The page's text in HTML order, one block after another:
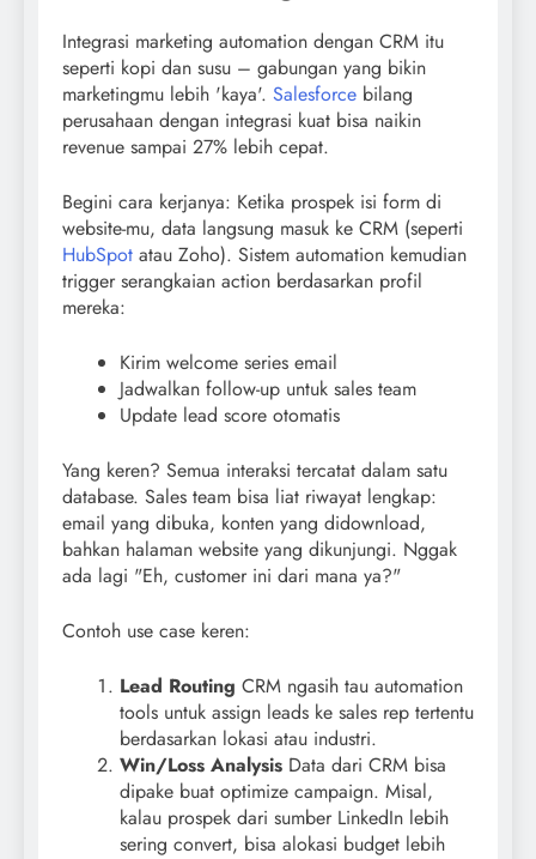
Integrasi marketing automation dengan CRM itu
seperti kopi dan susu – gabungan yang bikin
marketingmu lebih 'kaya'. Salesforce bilang
perusahaan dengan integrasi kuat bisa naikin
revenue sampai 27% lebih cepat.
Begini cara kerjanya: Ketika prospek isi form di
website-mu, data langsung masuk ke CRM (seperti
HubSpot atau Zoho). Sistem automation kemudian
trigger serangkaian action berdasarkan profil
mereka:
Kirim welcome series email
Jadwalkan follow-up untuk sales team
Update lead score otomatis
Yang keren? Semua interaksi tercatat dalam satu
database. Sales team bisa liat riwayat lengkap:
email yang dibuka, konten yang didownload,
bahkan halaman website yang dikunjungi. Nggak
ada lagi "Eh, customer ini dari mana ya?"
Contoh use case keren:
Lead Routing CRM ngasih tau automation
tools untuk assign leads ke sales rep tertentu
berdasarkan lokasi atau industri.
Win/Loss Analysis Data dari CRM bisa
dipake buat optimize campaign. Misal,
kalau prospek dari sumber LinkedIn lebih
sering convert, bisa alokasi budget lebih